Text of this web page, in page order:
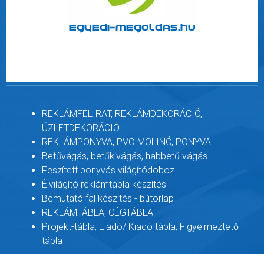
REKLÁMFELIRAT, REKLÁMDEKORÁCIÓ,
ÜZLETDEKORÁCIÓ
REKLÁMPONYVA, PVC-MOLINÓ, PONYVA
Betűvágás, betűkivágás, habbetű vágás
Feszített ponyvás világítódoboz
Élvilágító reklámtábla készítés
Bemutató fal készítés - bútorlap
REKLÁMTÁBLA, CÉGTÁBLA
Projekt-tábla, Eladó/ Kiadó tábla, Figyelmeztető
tábla